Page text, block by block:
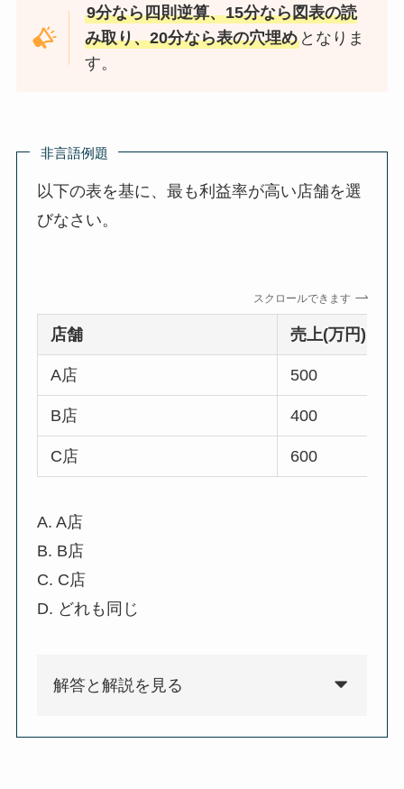
9分なら四則逆算、15分なら図表の読
み取り、20分なら表の穴埋め となりま
す。
非言語例題
以下の表を基に、最も利益率が高い店舗を選
びなさい。
スクロールできます
店舗 売上(万円)
A店 500
B店 400
C店 600
A. A店
B. B店
C. C店
D. どれも同じ
解答と解説を見る